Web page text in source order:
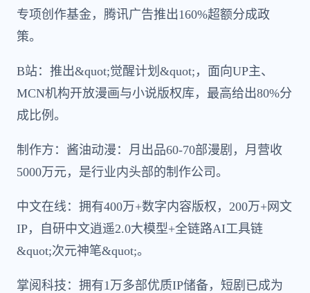
专项创作基金，腾讯广告推出160%超额分成政
策。
B站：推出&quot;觉醒计划&quot;，面向UP主、
MCN机构开放漫画与小说版权库，最高给出80%分
成比例。
制作方：酱油动漫：月出品60-70部漫剧，月营收
5000万元，是行业内头部的制作公司。
中文在线：拥有400万+数字内容版权，200万+网文
IP，自研中文逍遥2.0大模型+全链路AI工具链
&quot;次元神笔&quot;。
掌阅科技：拥有1万多部优质IP储备，短剧已成为